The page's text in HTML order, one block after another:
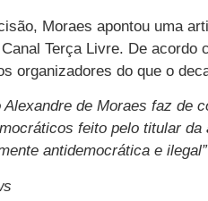
Moraes apontou uma
Terça Livre. De acordo
organizadores do que o
Alexandre de Moraes faz de
feito pelo titular
antidemocrática e ilegal”